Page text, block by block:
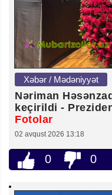
Xəbər / Mədəniyyət
Nəriman
keçirildi -
Fotolar
02 avqust 2026 13:18
0 0